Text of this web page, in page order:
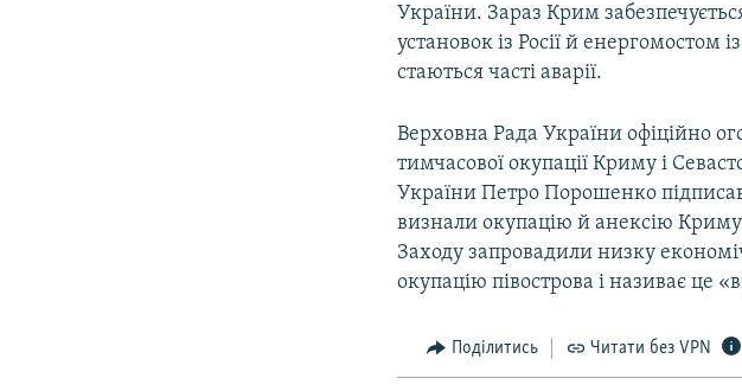
України. Зараз Крим
установок із Росії й енергомостом
стаються часті аварії.
Верховна Рада України офіційно
тимчасової окупації Криму і
України Петро Порошенко
визнали окупацію й анексію Криму
Заходу запровадили низку
окупацію півострова і називає це
Поділитись Читати без VPN